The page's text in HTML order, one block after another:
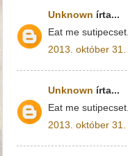
Unknown írta...
Eat me
2013. október
Unknown írta...
Eat me
2013. október